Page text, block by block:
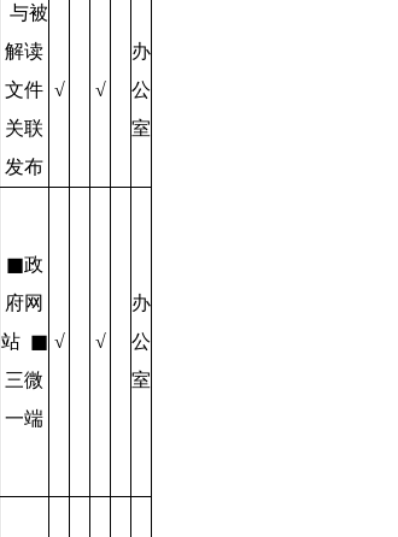
与被
解读
文件
关联
发布
√ √
办
公
室
■政
府网
站 ■
三微
一端
√ √
办
公
室